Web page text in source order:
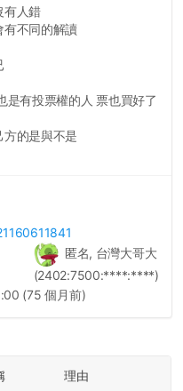
有人錯
不同的解讀
是有投票權的人 票也買好了
的是與不是
匿名, 台灣大哥大
(2402:7500:****:****)
(75 個月前)
理由